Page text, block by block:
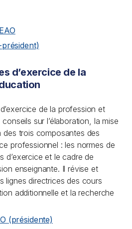
d’exercice de la
de la profession et
sur l’élaboration, la mise
trois composantes des
professionnel : les normes de
d’exercice et le cadre de
enseignante. Il révise et
lignes directrices des cours
additionnelle et la recherche
(présidente)